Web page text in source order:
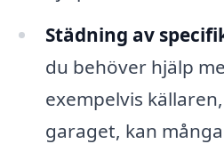
Städning av
du behöver hjälp
exempelvis
garaget, kan